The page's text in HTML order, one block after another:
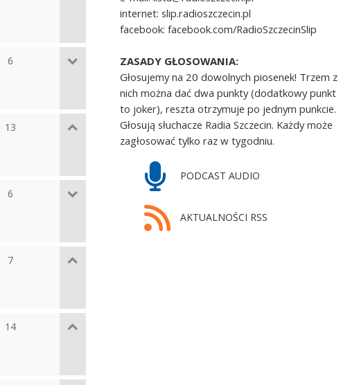
6
13
6
7
14
internet: slip.radioszczecin.pl
facebook: facebook.com/RadioSzczecinSlip
ZASADY GŁOSOWANIA:
Głosujemy na 20 dowolnych piosenek! Trzem z
nich można dać dwa punkty (dodatkowy punkt
to joker), reszta otrzymuje po jednym punkcie.
Głosują słuchacze Radia Szczecin. Każdy może
zagłosować tylko raz w tygodniu.
PODCAST AUDIO
AKTUALNOŚCI RSS